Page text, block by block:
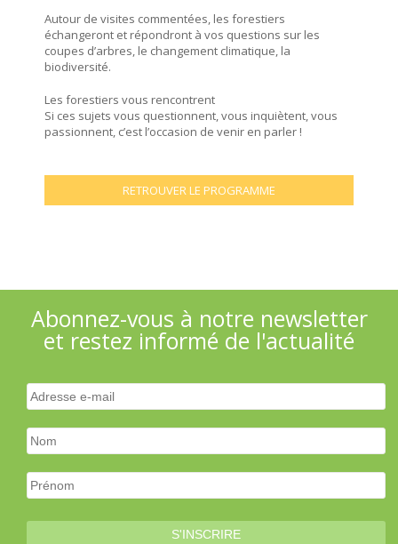
Autour de visites commentées, les forestiers
échangeront et répondront à vos questions sur les
coupes d’arbres, le changement climatique, la
biodiversité.
Les forestiers vous rencontrent
Si ces sujets vous questionnent, vous inquiètent, vous
passionnent, c’est l’occasion de venir en parler !
RETROUVER LE PROGRAMME
Abonnez-vous à notre newsletter
et restez informé de l'actualité